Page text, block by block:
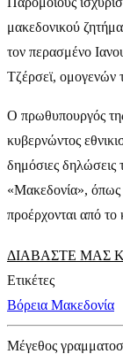
μακεδονικού
τον περασμένο
Τζέρσεϊ, ομογενών
Ο πρωθυπουργός
κυβερνώντος
δημόσιες δηλώσεις
«Μακεδονία», όπως
προέρχονται από
ΔΙΑΒΑΣΤΕ ΜΑΣ
Ετικέτες
Βόρεια Μακεδονία
Μέγεθος